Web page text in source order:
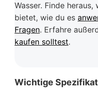
Wasser. Finde heraus,
bietet, wie du es
Fragen. Erfahre
kaufen solltest.
Wichtige